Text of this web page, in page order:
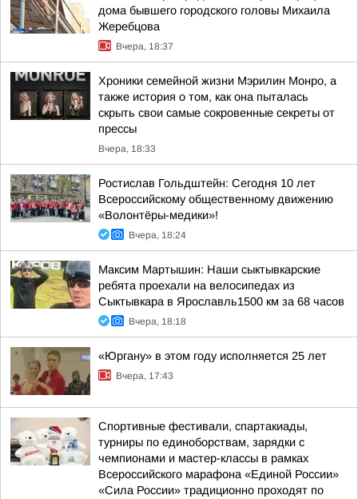
дома бывшего городского головы Михаила
Жеребцова
Вчера, 18:37
Хроники семейной жизни Мэрилин Монро, а
также история о том, как она пыталась
скрыть свои самые сокровенные секреты от
прессы
Вчера, 18:33
Ростислав Гольдштейн: Сегодня 10 лет
Всероссийскому общественному движению
«Волонтёры-медики»!
Вчера, 18:24
Максим Мартышин: Наши сыктывкарские
ребята проехали на велосипедах из
Сыктывкара в Ярославль1500 км за 68 часов
Вчера, 18:18
«Юргану» в этом году исполняется 25 лет
Вчера, 17:43
Спортивные фестивали, спартакиады,
турниры по единоборствам, зарядки с
чемпионами и мастер-классы в рамках
Всероссийского марафона «Единой России»
«Сила России» традиционно проходят по